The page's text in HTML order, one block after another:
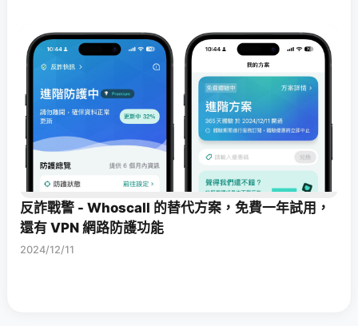
反詐戰警 - Whoscall 的替代方案，免費一年試用，
還有 VPN 網路防護功能
2024/12/11